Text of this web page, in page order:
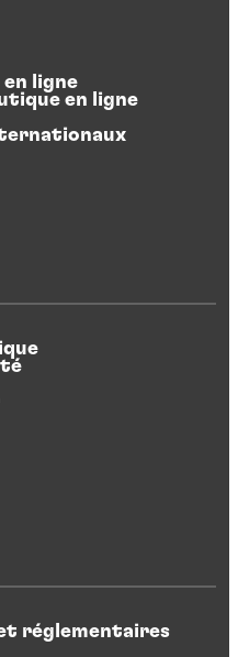
ligne
en ligne
réglementaires